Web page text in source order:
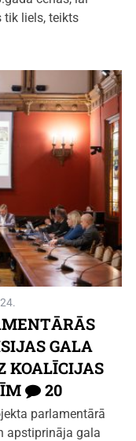
liels, teikts
GALA
KOALĪCIJAS
20
parlamentārā
apstiprināja gala